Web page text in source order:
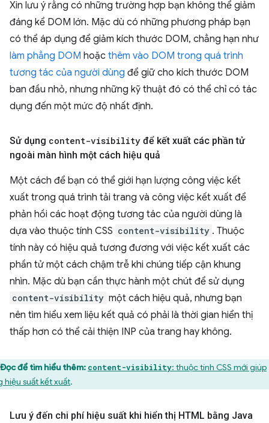
Xin lưu ý rằng có những trường hợp bạn không thể giảm
đáng kể DOM lớn. Mặc dù có những phương pháp bạn
có thể áp dụng để giảm kích thước DOM, chẳng hạn như
làm phẳng DOM hoặc thêm vào DOM trong quá trình
tương tác của người dùng để giữ cho kích thước DOM
ban đầu nhỏ, nhưng những kỹ thuật đó có thể chỉ có tác
dụng đến một mức độ nhất định.
Sử dụng content-visibility để kết xuất các phần tử
ngoài màn hình một cách hiệu quả
Một cách để bạn có thể giới hạn lượng công việc kết
xuất trong quá trình tải trang và công việc kết xuất để
phản hồi các hoạt động tương tác của người dùng là
dựa vào thuộc tính CSS content-visibility . Thuộc
tính này có hiệu quả tương đương với việc kết xuất các
phần tử một cách chậm trễ khi chúng tiếp cận khung
nhìn. Mặc dù bạn cần thực hành một chút để sử dụng
content-visibility một cách hiệu quả, nhưng bạn
nên tìm hiểu xem liệu kết quả có phải là thời gian hiển thị
thấp hơn có thể cải thiện INP của trang hay không.
Đọc để tìm hiểu thêm: content-visibility: thuộc tính CSS mới giúp
hiệu suất kết xuất.
Lưu ý đến chi phí hiệu suất khi hiển thị HTML bằng Java